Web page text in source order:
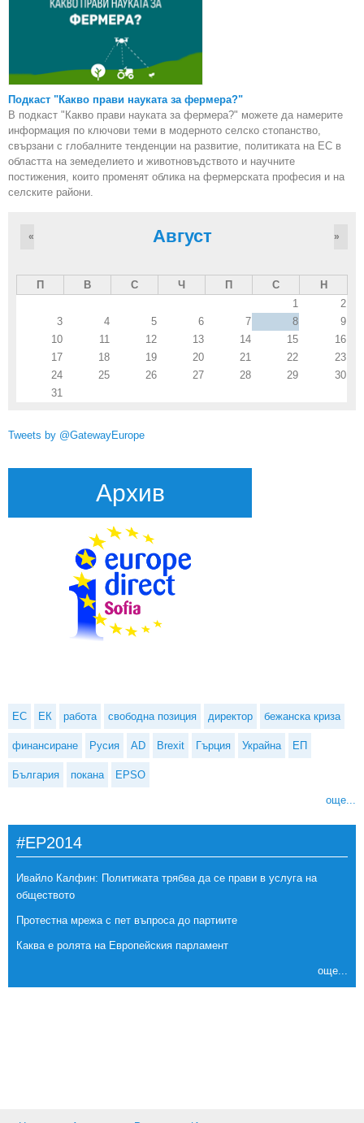
Подкаст "Какво прави науката за фермера?"
В подкаст "Какво прави науката за фермера?" можете да намерите
информация по ключови теми в модерното селско стопанство,
свързани с глобалните тенденции на развитие, политиката на ЕС в
областта на земеделието и животновъдството и научните
постижения, които променят облика на фермерската професия и на
селските райони.
Август
« »
П В С Ч П С
Н
1
2
3
4 5 6 7 8
9
10
11 12 13 14 15
16
17
18 19 20 21 22
23
24
25 26 27 28 29
30
31
Tweets by @GatewayEurope
Архив
ЕС ЕК работа свободна позиция директор бежанска криза
финансиране Русия AD Brexit Гърция Украйна ЕП
България покана EPSO
още...
#EP2014
Ивайло Калфин: Политиката трябва да се прави в услуга на
обществото
Протестна мрежа с пет въпроса до партиите
Каква е ролята на Европейския парламент
още...